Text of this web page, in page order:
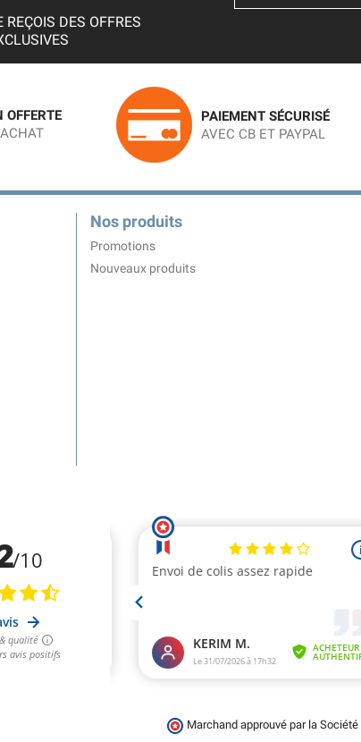
REÇOIS DES OFFRES
OFFERTE
PAIEMENT SÉCURISÉ
AVEC CB ET PAYPAL
Nos produits
Promotions
Nouveaux produits
Marchand approuvé par la